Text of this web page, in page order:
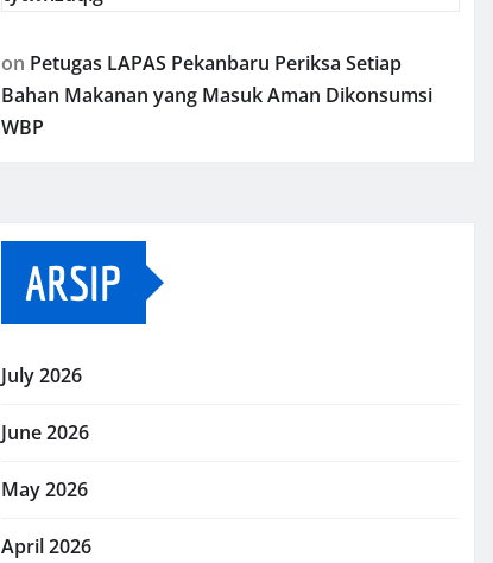
on Petugas LAPAS Pekanbaru Periksa Setiap
Bahan Makanan yang Masuk Aman Dikonsumsi
WBP
ARSIP
July 2026
June 2026
May 2026
April 2026